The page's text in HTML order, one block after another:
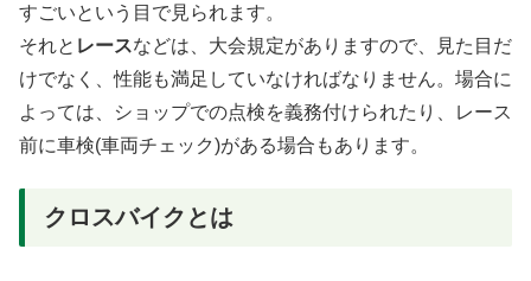
すごいという目で見られます。
それと レースなどは、大会規定がありますので、見た目だ
けでなく、性能も満足していなければなりません。場合に
よっては、ショップでの点検を義務付けられたり、レース
前に車検(車両チェック)がある場合もあります。
クロスバイクとは